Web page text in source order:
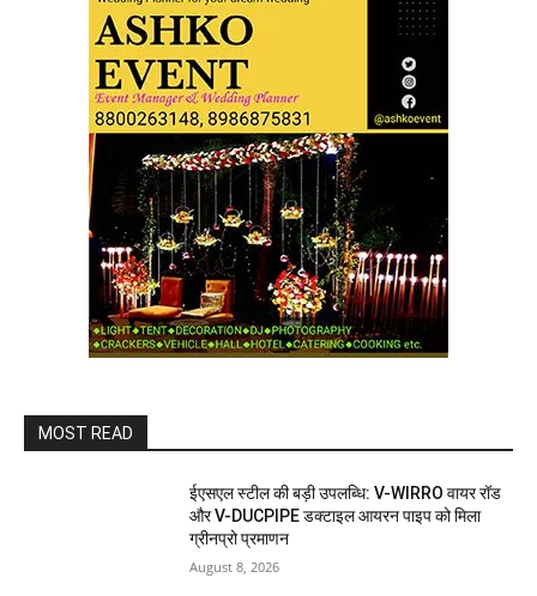
MOST READ
ईएसएल स्टील की बड़ी उपलब्धि: V-WIRRO वायर रॉड
और V-DUCPIPE डक्टाइल आयरन पाइप को मिला
ग्रीनप्रो प्रमाणन
August 8, 2026